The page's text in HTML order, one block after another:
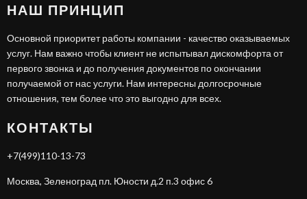
НАШ ПРИНЦИП
Основной приоритет работы компании - качество оказываемых
услуг. Нам важно чтобы клиент не испытывал дискомфорта от
первого звонка и до получения документов по окончании
получаемой от нас услуги. Нам интересны долгосрочные
отношения, тем более что это выгодно для всех.
КОНТАКТЫ
+7(499)110-13-73
Москва, Зеленоград пл. Юности д.2 п.3 офис 6